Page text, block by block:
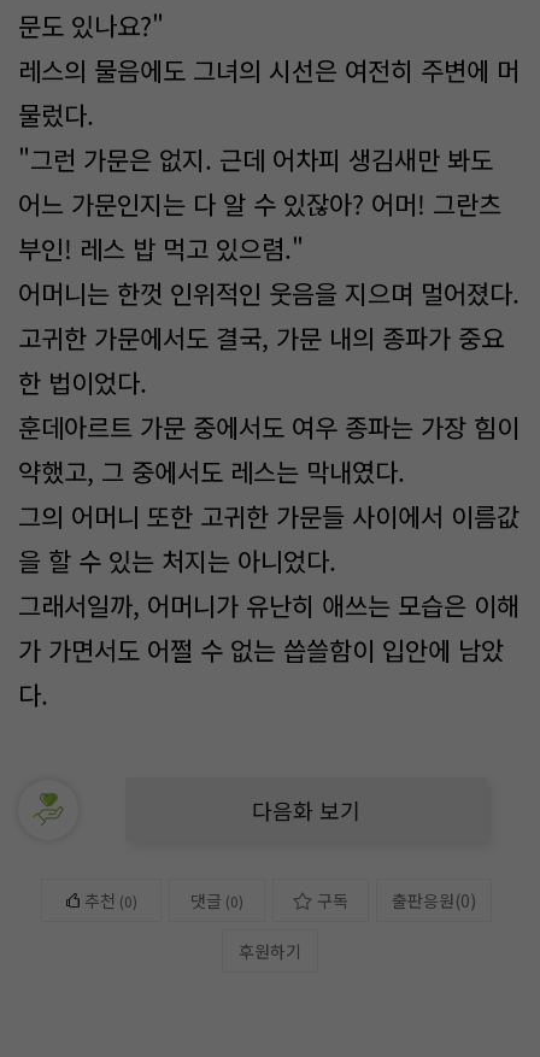
문도 있나요?"
레스의 물음에도 그녀의 시선은 여전히 주변에 머
물렀다.
"그런 가문은 없지. 근데 어차피 생김새만 봐도
어느 가문인지는 다 알 수 있잖아? 어머! 그란츠
부인! 레스 밥 먹고 있으렴."
어머니는 한껏 인위적인 웃음을 지으며 멀어졌다.
고귀한 가문에서도 결국, 가문 내의 종파가 중요
한 법이었다.
훈데아르트 가문 중에서도 여우 종파는 가장 힘이
약했고, 그 중에서도 레스는 막내였다.
그의 어머니 또한 고귀한 가문들 사이에서 이름값
을 할 수 있는 처지는 아니었다.
그래서일까, 어머니가 유난히 애쓰는 모습은 이해
가 가면서도 어쩔 수 없는 씁쓸함이 입안에 남았
다.
다음화 보기
추천 (0) 댓글 (0) 구독 출판응원(0)
후원하기